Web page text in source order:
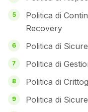
Politica di
Recovery
Politica di
Politica di
Politica di
Politica di